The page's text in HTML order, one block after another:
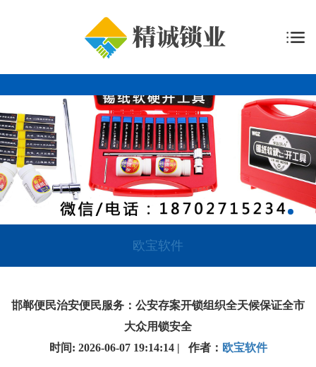
欧宝软件
邯郸便民治安便民服务：公安存案开锁组织全天候保证全市
大众用锁安全
时间: 2026-06-07 19:14:14 | 作者： 欧宝软件